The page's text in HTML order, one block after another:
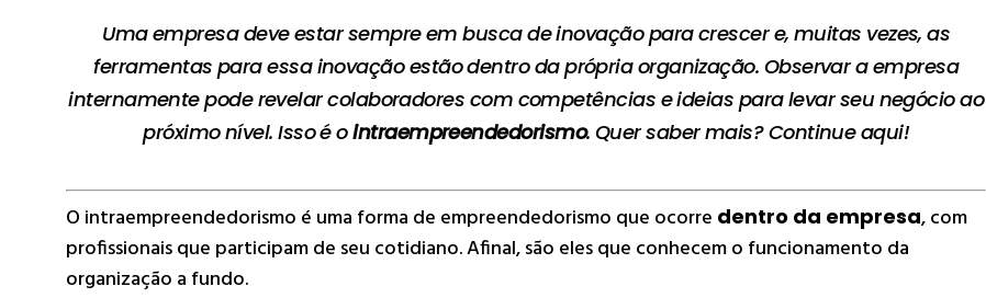
Uma empresa deve estar sempre em busca de inovação para crescer e, muitas vezes, as
ferramentas para essa inovação estão dentro da própria organização. Observar a empresa
internamente pode revelar colaboradores com competências e ideias para levar seu negócio ao
próximo nível. Isso é ointraempreendedorismo. Quer saber mais? Continue aqui!
O intraempreendedorismo é uma forma de empreendedorismo que ocorre dentro da empresa, com
profissionais que participam de seu cotidiano. Afinal, são eles que conhecem o funcionamento da
organização a fundo.